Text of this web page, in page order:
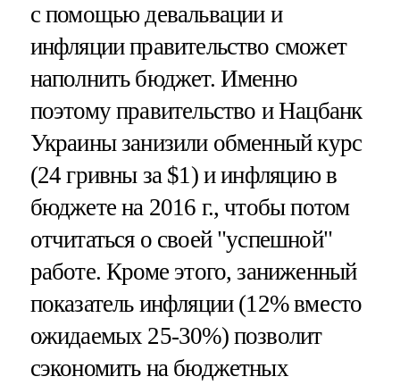
с помощью девальвации и
инфляции правительство сможет
наполнить бюджет. Именно
поэтому правительство и Нацбанк
Украины занизили обменный курс
(24 гривны за $1) и инфляцию в
бюджете на 2016 г., чтобы потом
отчитаться о своей "успешной"
работе. Кроме этого, заниженный
показатель инфляции (12% вместо
ожидаемых 25-30%) позволит
сэкономить на бюджетных